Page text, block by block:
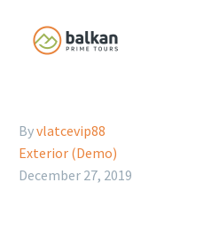
Byvlatcevip88
Exterior (Demo)
December 27, 2019